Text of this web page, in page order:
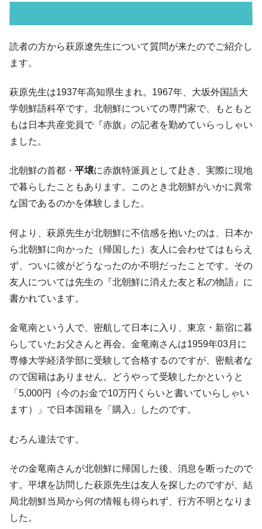
07月販売台数は去年のほぼ半分「71台」しか売れなかっ
た。『起亜』は9台だけ
『Money1』
『Money1』
韓国K9専用砲弾･装薬自動供給装甲車両･珍
兵器「K10」が改良に乗り出す。
『Money1』
体だけで410億ドル、輸出全体の41％もある
『Money1』
韓国･李在明「青年層の雇用状況が悪い。せ
や、若者に起業させよう」⇒ どんな雇用対策だソレ。
『Money1』
【韓国の外貨準備】2026年07月は4,279億ド
『Money1』
韓国「ここは北朝鮮なのか。選管がサーバ
ーにウソのデータを入力したのは明白だ」
『Money1』
韓国･李在明さっそく不動産対策で浅薄な発
言。
『Money1』
韓国は「中国と同じく」投資に不適格な国
『Money1』
『韓国銀行』が「金の保有量を増やしま
す」⇒「金を経由するドル入手」手段ではないのか？
『Money1』
韓国･外為取引量「1日当たり1,214.4億ド
ル」まで拡大 ⇒ 海外資金の動きに強く左右される状態
『Money1』
韓国･帰ってきた李在明。李在明を支持しな
い「50.5％」に上昇
た ⇒ 国家が行った恐るべき株価操作であり、空前の国政壟
『Money1』
韓国･警察職員が「丸刈りになって抗議活
動」
『Money1』
中国だけが鉄鋼輸出を異常増加させる ⇒ 中
国の過剰生産が世界を蝕む。
読者の方から萩原遼先生について質問が来たのでご紹介し
ます。
萩原先生は1937年高知県生まれ。1967年、大坂外国語大
学朝鮮語科卒です。北朝鮮についての専門家で、もともと
もは日本共産党員で『赤旗』の記者を勤めていらっしゃい
ました。
北朝鮮の首都・ 平壌に赤旗特派員として赴き、実際に現地
で暮らしたこともあります。このとき北朝鮮がいかに異常
な国であるのかを体験しました。
何より、萩原先生が北朝鮮に不信感を抱いたのは、日本か
ら北朝鮮に向かった（帰国した）友人に会わせてはもらえ
ず、ついに彼がどうなったのか不明だったことです。その
友人については先生の『北朝鮮に消えた友と私の物語』に
書かれています。
金竜南という人で、密航して日本に入り、東京・新宿に暮
らしていたお父さんと再会。金竜南さんは1959年03月に
専修大学経済学部に受験して合格するのですが、密航者な
ので国籍はありません。どうやって受験したかというと
「5,000円（今のお金で10万円くらいと書いていらしゃい
ます）」で日本国籍を「購入」したのです。
むろん違法です。
その金竜南さんが北朝鮮に帰国した後、消息を断ったので
す。平壌を訪問した萩原先生は友人を探したのですが、結
局北朝鮮当局から何の情報も得られず、行方不明となりま
した。